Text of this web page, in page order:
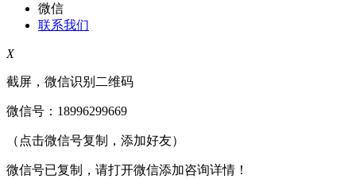
微信
联系我们
X
截屏，微信识别二维码
微信号： 18996299669
（点击微信号复制，添加好友）
微信号已复制，请打开微信添加咨询详情！